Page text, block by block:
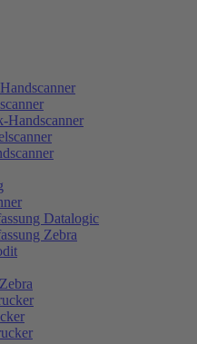
Handscanner
Datalogic
Zebra